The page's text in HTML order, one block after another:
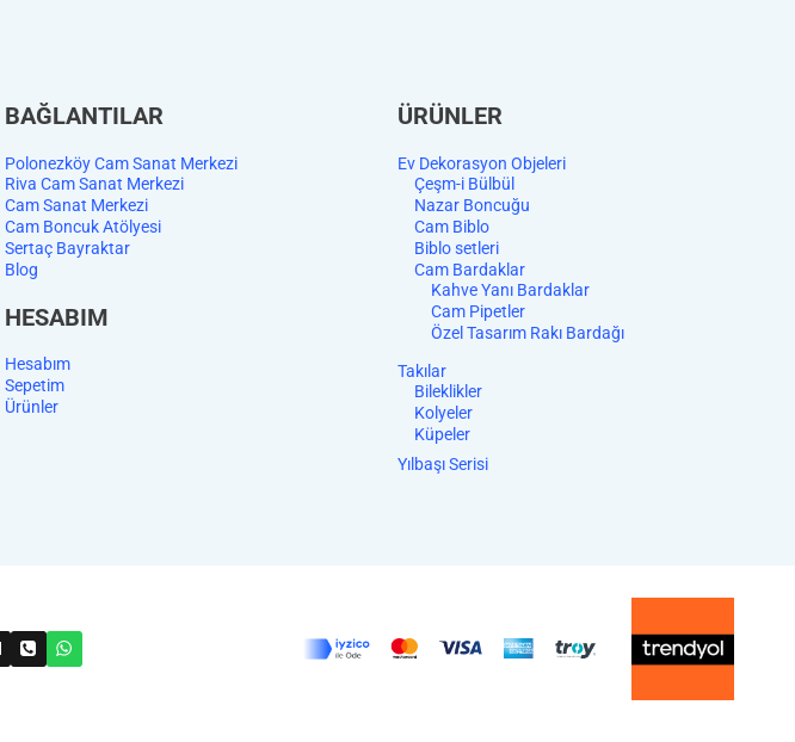
BAĞLANTILAR
Polonezköy Cam Sanat Merkezi
Riva Cam Sanat Merkezi
Cam Sanat Merkezi
Cam Boncuk Atölyesi
Sertaç Bayraktar
Blog
HESABIM
Hesabım
Sepetim
Ürünler
ÜRÜNLER
Ev Dekorasyon Objeleri
Çeşm-i Bülbül
Nazar Boncuğu
Cam Biblo
Biblo setleri
Cam Bardaklar
Kahve Yanı Bardaklar
Cam Pipetler
Özel Tasarım Rakı Bardağı
Takılar
Bileklikler
Kolyeler
Küpeler
Yılbaşı Serisi